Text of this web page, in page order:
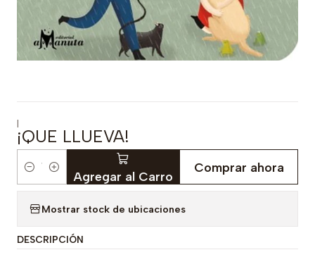
|
¡QUE LLUEVA!
Cantidad Agregar al Carro
Comprar ahora
Mostrar stock de ubicaciones
DESCRIPCIÓN